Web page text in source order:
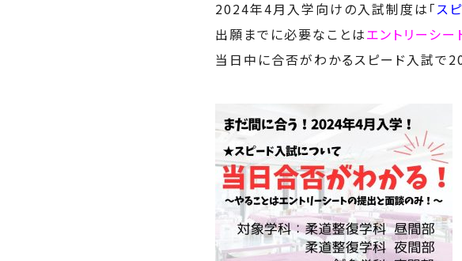
2024年4月入学向けの入試制度は「ス
出願までに必要なことはエントリーシー
当日中に合否がわかるスピード入試で